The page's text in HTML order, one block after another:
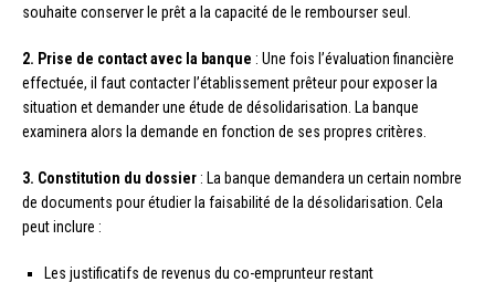
souhaite conserver le prêt a la capacité de le rembourser seul.
2. Prise de contact avec la banque : Une fois l’évaluation financière
effectuée, il faut contacter l’établissement prêteur pour exposer la
situation et demander une étude de désolidarisation. La banque
examinera alors la demande en fonction de ses propres critères.
3. Constitution du dossier : La banque demandera un certain nombre
de documents pour étudier la faisabilité de la désolidarisation. Cela
peut inclure :
Les justificatifs de revenus du co-emprunteur restant